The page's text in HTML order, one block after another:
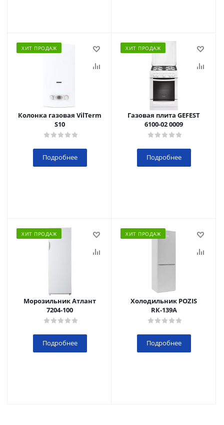
ХИТ ПРОДАЖ
Колонка газовая VilTerm
S10
Подробнее
ХИТ ПРОДАЖ
Газовая плита GEFEST
6100-02 0009
Подробнее
ХИТ ПРОДАЖ
Морозильник Атлант
7204-100
Подробнее
ХИТ ПРОДАЖ
Холодильник POZIS
RК-139А
Подробнее